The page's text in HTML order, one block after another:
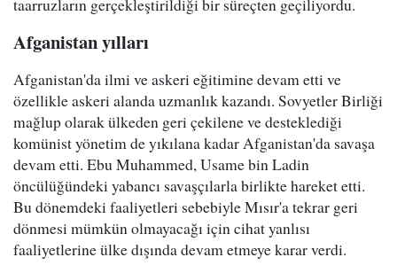
taarruzların gerçekleştirildiği bir süreçten geçiliyordu.
Afganistan yılları
Afganistan'da ilmi ve askeri eğitimine devam etti ve
özellikle askeri alanda uzmanlık kazandı. Sovyetler Birliği
mağlup olarak ülkeden geri çekilene ve desteklediği
komünist yönetim de yıkılana kadar Afganistan'da savaşa
devam etti. Ebu Muhammed, Usame bin Ladin
öncülüğündeki yabancı savaşçılarla birlikte hareket etti.
Bu dönemdeki faaliyetleri sebebiyle Mısır'a tekrar geri
dönmesi mümkün olmayacağı için cihat yanlısı
faaliyetlerine ülke dışında devam etmeye karar verdi.